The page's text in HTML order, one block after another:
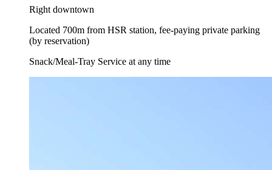
Right downtown
Located 700m from HSR station, fee-paying private parking
(by reservation)
Snack/Meal-Tray Service at any time